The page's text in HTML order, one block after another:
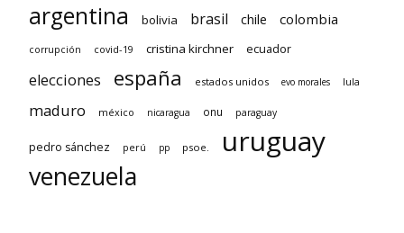
argentina bolivia brasil chile colombia
corrupción covid-19 cristina kirchner ecuador
elecciones españa estados unidos evo morales lula
maduro méxico nicaragua onu paraguay
pedro sánchez perú pp psoe. uruguay
venezuela